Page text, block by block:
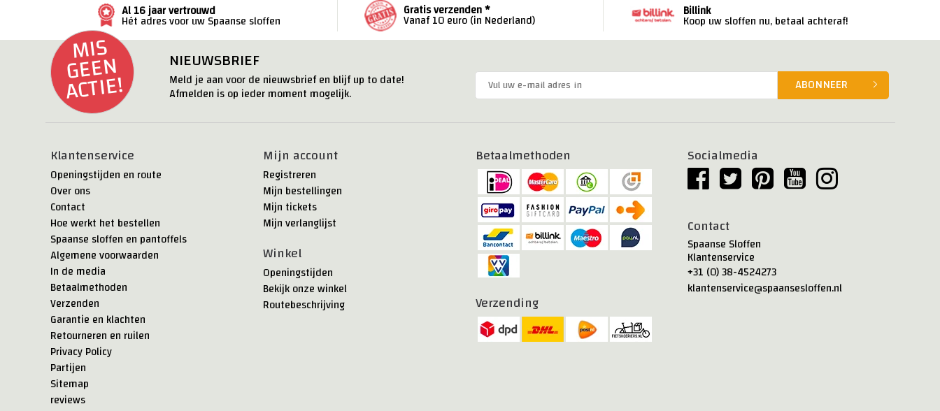
Al 16 jaar vertrouwd
Hét adres voor uw Spaanse sloffen
Gratis verzenden *
Vanaf 10 euro (in Nederland)
Billink
Koop uw sloffen nu, betaal achteraf!
MI
S
G
E
E
N
ACTI
E!
NIEUWSBRIEF
Meld je aan voor de nieuwsbrief en blijf up to date!
Afmelden is op ieder moment mogelijk. ABONNEER
Klantenservice
Openingstijden en route
Over ons
Contact
Hoe werkt het bestellen
Spaanse sloffen en pantoffels
Algemene voorwaarden
In de media
Betaalmethoden
Verzenden
Garantie en klachten
Retourneren en ruilen
Privacy Policy
Partijen
Sitemap
reviews
Mijn account
Registreren
Mijn bestellingen
Mijn tickets
Mijn verlanglijst
Winkel
Openingstijden
Bekijk onze winkel
Routebeschrijving
Betaalmethoden
Verzending
Socialmedia
Contact
Spaanse Sloffen
Klantenservice
+31 (0) 38-4524273
klantenservice@spaansesloffen.nl